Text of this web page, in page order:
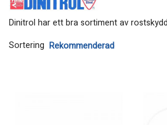
Dinitrol har ett bra sortiment av
Sortering